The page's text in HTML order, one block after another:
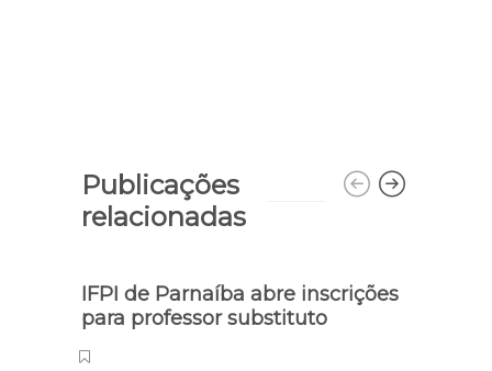
Publicações
relacionadas
IFPI de Parnaíba abre inscrições
para professor substituto